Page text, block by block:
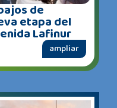
de
etapa del
Lafinur
ampliar